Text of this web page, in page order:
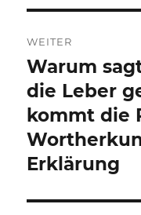
WEITER
Nächster
Beitrag:
Warum
die Leber
kommt die
Erklärung